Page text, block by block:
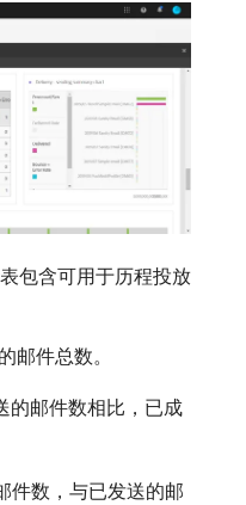
​表包含可用于历程投放
邮件总数。
的邮件数相比，已成
件数，与已发送的邮